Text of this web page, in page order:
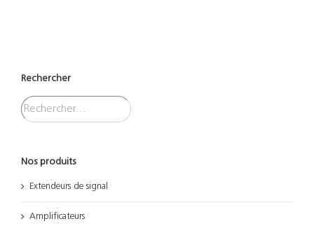
Rechercher
Nos produits
Extendeurs de signal
Amplificateurs